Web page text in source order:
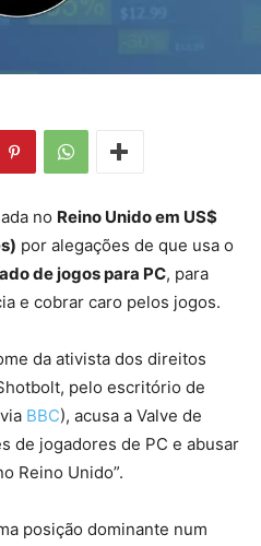
no Reino Unido em US$
por alegações de que usa o
de jogos para PC, para
e cobrar caro pelos jogos.
da ativista dos direitos
pelo escritório de
BBC), acusa a Valve de
de jogadores de PC e abusar
Reino Unido”.
posição dominante num